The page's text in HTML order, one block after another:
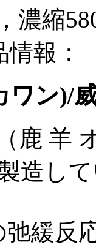
濃縮
報：
ワン)/
鹿 羊
造し
弛緩反